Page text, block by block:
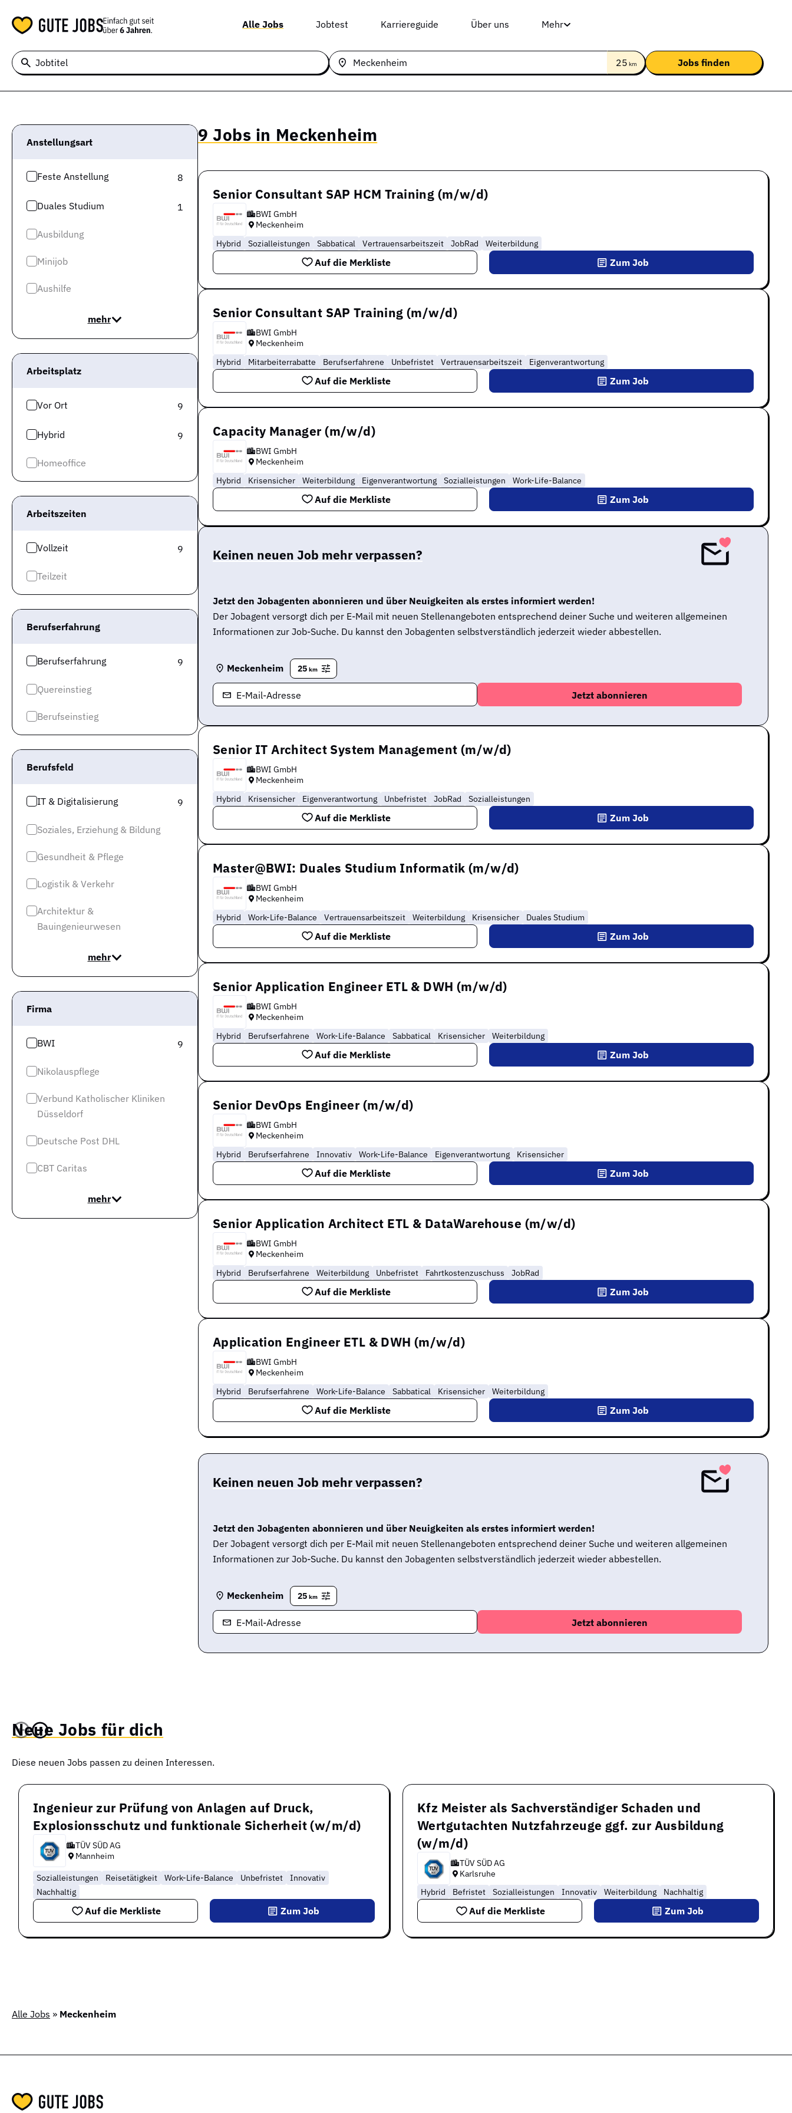
Alle Jobs Jobtest Karriereguide Über uns Mehr
Jobtitel 25 km
Anstellungsart
Feste Anstellung 8
Duales Studium 1
Ausbildung
Minijob
Aushilfe
mehr
Arbeitsplatz
Vor Ort 9
Hybrid 9
Homeoffice
Arbeitszeiten
Vollzeit 9
Teilzeit
Berufserfahrung
Berufserfahrung 9
Quereinstieg
Berufseinstieg
Berufsfeld
IT & Digitalisierung 9
Soziales, Erziehung & Bildung
Gesundheit & Pflege
Logistik & Verkehr
Architektur &
Bauingenieurwesen
mehr
Firma
BWI 9
Nikolauspflege
Verbund Katholischer Kliniken
Düsseldorf
Deutsche Post DHL
CBT Caritas
mehr
9 Jobs in Meckenheim
Senior Consultant SAP HCM Training (m/w/d)
BWI GmbH
Meckenheim
Hybrid
Sozialleistungen Sabbatical Vertrauensarbeitszeit JobRad Weiterbildung
Auf die Merkliste Zum Job
Senior Consultant SAP Training (m/w/d)
BWI GmbH
Meckenheim
Hybrid
Mitarbeiterrabatte Berufserfahrene Unbefristet Vertrauensarbeitszeit Eigenverantwortung
Auf die Merkliste Zum Job
Capacity Manager (m/w/d)
BWI GmbH
Meckenheim
Hybrid
Krisensicher Weiterbildung Eigenverantwortung Sozialleistungen Work-Life-Balance
Auf die Merkliste Zum Job
Keinen neuen Job mehr verpassen?
Jetzt den Jobagenten abonnieren und über Neuigkeiten als erstes informiert werden!
Der Jobagent versorgt dich per E-Mail mit neuen Stellenangeboten entsprechend deiner Suche und weiteren allgemeinen
Informationen zur Job-Suche. Du kannst den Jobagenten selbstverständlich jederzeit wieder abbestellen.
Meckenheim 25 km
E-Mail-Adresse
Senior IT Architect System Management (m/w/d)
BWI GmbH
Meckenheim
Hybrid
Krisensicher Eigenverantwortung Unbefristet JobRad Sozialleistungen
Auf die Merkliste Zum Job
Master@BWI: Duales Studium Informatik (m/w/d)
BWI GmbH
Meckenheim
Hybrid
Work-Life-Balance Vertrauensarbeitszeit Weiterbildung Krisensicher Duales Studium
Auf die Merkliste Zum Job
Senior Application Engineer ETL & DWH (m/w/d)
BWI GmbH
Meckenheim
Hybrid
Berufserfahrene Work-Life-Balance Sabbatical Krisensicher Weiterbildung
Auf die Merkliste Zum Job
Senior DevOps Engineer (m/w/d)
BWI GmbH
Meckenheim
Hybrid
Berufserfahrene Innovativ Work-Life-Balance Eigenverantwortung Krisensicher
Auf die Merkliste Zum Job
Senior Application Architect ETL & DataWarehouse (m/w/d)
BWI GmbH
Meckenheim
Hybrid
Berufserfahrene Weiterbildung Unbefristet Fahrtkostenzuschuss JobRad
Auf die Merkliste Zum Job
Application Engineer ETL & DWH (m/w/d)
BWI GmbH
Meckenheim
Hybrid
Berufserfahrene Work-Life-Balance Sabbatical Krisensicher Weiterbildung
Auf die Merkliste Zum Job
Keinen neuen Job mehr verpassen?
Jetzt den Jobagenten abonnieren und über Neuigkeiten als erstes informiert werden!
Der Jobagent versorgt dich per E-Mail mit neuen Stellenangeboten entsprechend deiner Suche und weiteren allgemeinen
Informationen zur Job-Suche. Du kannst den Jobagenten selbstverständlich jederzeit wieder abbestellen.
Meckenheim 25 km
E-Mail-Adresse
Neue Jobs für dich
Diese neuen Jobs passen zu deinen Interessen.
Ingenieur zur Prüfung von Anlagen auf Druck,
Explosionsschutz und funktionale Sicherheit (w/m/d)
TÜV SÜD AG
Mannheim
Sozialleistungen Reisetätigkeit Work-Life-Balance Unbefristet
Innovativ
Nachhaltig
Auf die Merkliste Zum Job
Kfz Meister als Sachverständiger Schaden und
Wertgutachten Nutzfahrzeuge ggf. zur Ausbildung
(w/m/d)
TÜV SÜD AG
Karlsruhe
Hybrid
Befristet Sozialleistungen Innovativ Weiterbildung Nachhaltig
Auf die Merkliste Zum Job
Alle Jobs » Meckenheim